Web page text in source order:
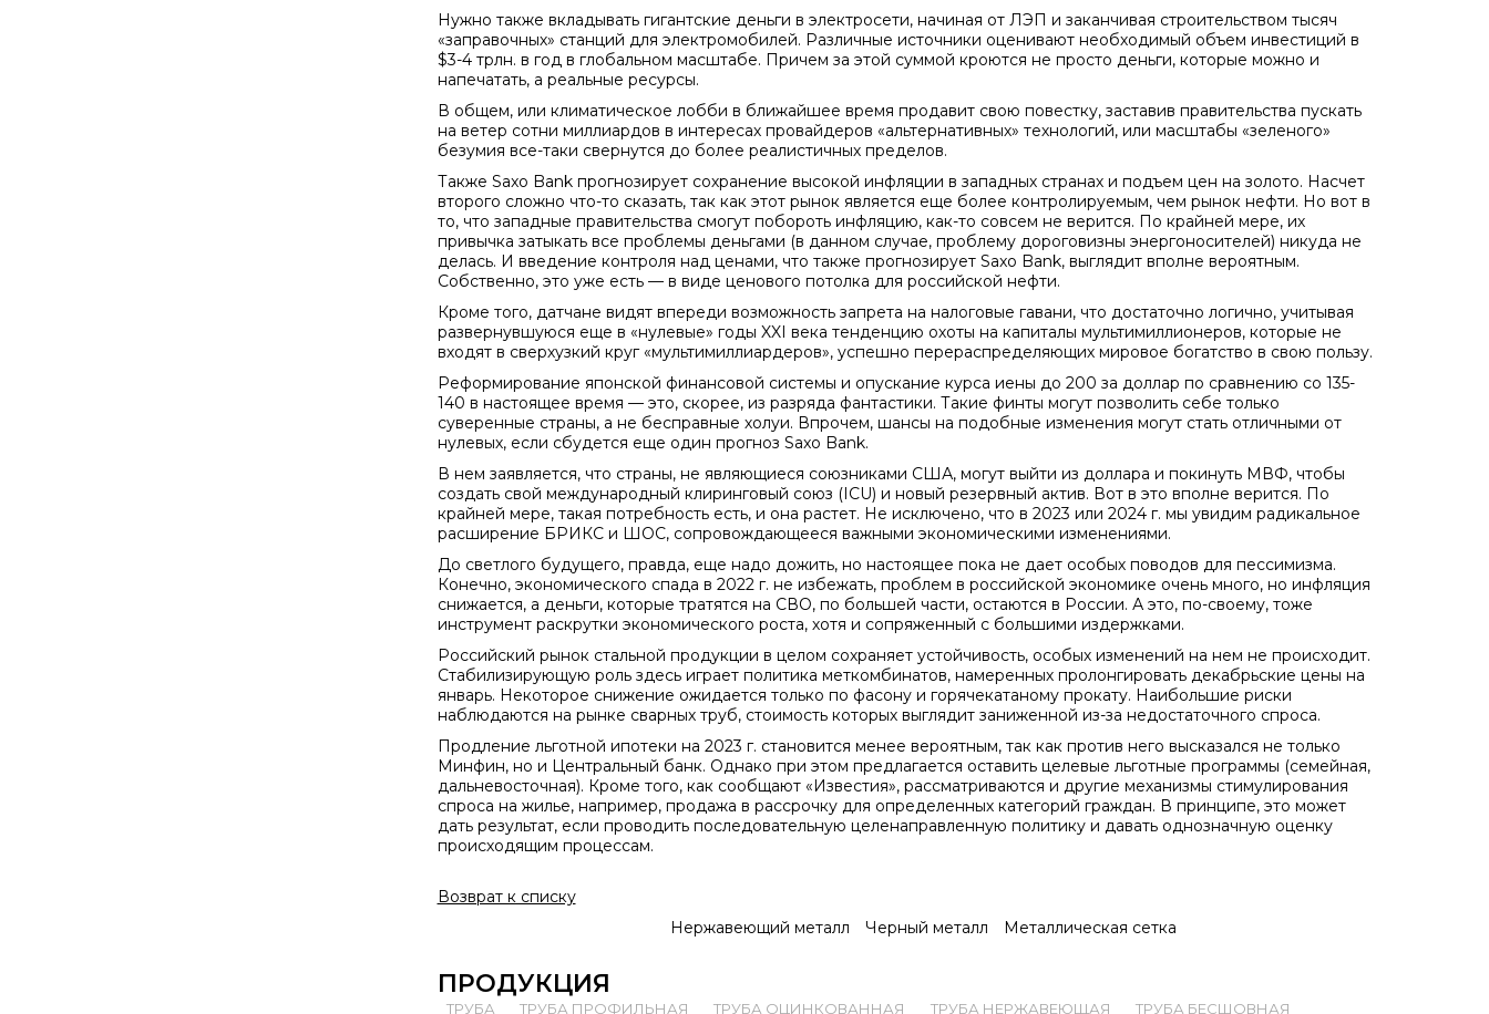
Нужно также вкладывать гигантские деньги в электросети, начиная от ЛЭП и заканчивая строительством тысяч
«заправочных» станций для электромобилей. Различные источники оценивают необходимый объем инвестиций в
$3-4 трлн. в год в глобальном масштабе. Причем за этой суммой кроются не просто деньги, которые можно и
напечатать, а реальные ресурсы.
В общем, или климатическое лобби в ближайшее время продавит свою повестку, заставив правительства пускать
на ветер сотни миллиардов в интересах провайдеров «альтернативных» технологий, или масштабы «зеленого»
безумия все-таки свернутся до более реалистичных пределов.
Также Saxo Bank прогнозирует сохранение высокой инфляции в западных странах и подъем цен на золото. Насчет
второго сложно что-то сказать, так как этот рынок является еще более контролируемым, чем рынок нефти. Но вот в
то, что западные правительства смогут побороть инфляцию, как-то совсем не верится. По крайней мере, их
привычка затыкать все проблемы деньгами (в данном случае, проблему дороговизны энергоносителей) никуда не
делась. И введение контроля над ценами, что также прогнозирует Saxo Bank, выглядит вполне вероятным.
Собственно, это уже есть — в виде ценового потолка для российской нефти.
Кроме того, датчане видят впереди возможность запрета на налоговые гавани, что достаточно логично, учитывая
развернувшуюся еще в «нулевые» годы XXI века тенденцию охоты на капиталы мультимиллионеров, которые не
входят в сверхузкий круг «мультимиллиардеров», успешно перераспределяющих мировое богатство в свою пользу.
Реформирование японской финансовой системы и опускание курса иены до 200 за доллар по сравнению со 135-
140 в настоящее время — это, скорее, из разряда фантастики. Такие финты могут позволить себе только
суверенные страны, а не бесправные холуи. Впрочем, шансы на подобные изменения могут стать отличными от
нулевых, если сбудется еще один прогноз Saxo Bank.
В нем заявляется, что страны, не являющиеся союзниками США, могут выйти из доллара и покинуть МВФ, чтобы
создать свой международный клиринговый союз (ICU) и новый резервный актив. Вот в это вполне верится. По
крайней мере, такая потребность есть, и она растет. Не исключено, что в 2023 или 2024 г. мы увидим радикальное
расширение БРИКС и ШОС, сопровождающееся важными экономическими изменениями.
До светлого будущего, правда, еще надо дожить, но настоящее пока не дает особых поводов для пессимизма.
Конечно, экономического спада в 2022 г. не избежать, проблем в российской экономике очень много, но инфляция
снижается, а деньги, которые тратятся на СВО, по большей части, остаются в России. А это, по-своему, тоже
инструмент раскрутки экономического роста, хотя и сопряженный с большими издержками.
Российский рынок стальной продукции в целом сохраняет устойчивость, особых изменений на нем не происходит.
Стабилизирующую роль здесь играет политика меткомбинатов, намеренных пролонгировать декабрьские цены на
январь. Некоторое снижение ожидается только по фасону и горячекатаному прокату. Наибольшие риски
наблюдаются на рынке сварных труб, стоимость которых выглядит заниженной из-за недостаточного спроса.
Продление льготной ипотеки на 2023 г. становится менее вероятным, так как против него высказался не только
Минфин, но и Центральный банк. Однако при этом предлагается оставить целевые льготные программы (семейная,
дальневосточная). Кроме того, как сообщают «Известия», рассматриваются и другие механизмы стимулирования
спроса на жилье, например, продажа в рассрочку для определенных категорий граждан. В принципе, это может
дать результат, если проводить последовательную целенаправленную политику и давать однозначную оценку
происходящим процессам.
Возврат к списку
Нержавеющий металл
Черный металл Металлическая сетка
ПРОДУКЦИЯ
ТРУБА ТРУБА ПРОФИЛЬНАЯ ТРУБА ОЦИНКОВАННАЯ ТРУБА НЕРЖАВЕЮЩАЯ
ТРУБА БЕСШОВНАЯ